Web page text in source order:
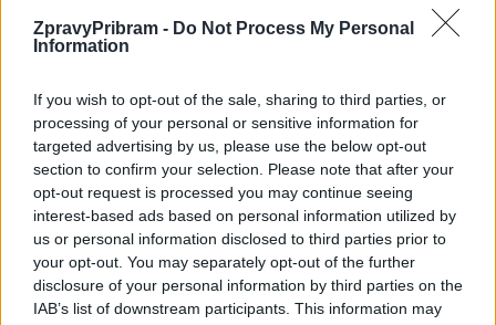
ZpravyPribram - Do Not Process My Personal
Information
If you wish to opt-out of the sale, sharing to third parties, or
processing of your personal or sensitive information for
targeted advertising by us, please use the below opt-out
section to confirm your selection. Please note that after your
opt-out request is processed you may continue seeing
interest-based ads based on personal information utilized by
us or personal information disclosed to third parties prior to
your opt-out. You may separately opt-out of the further
disclosure of your personal information by third parties on the
IAB’s list of downstream participants. This information may
Předchozí článek
Žáci SZŠ a VOŠZ Příbram při
návštěvě Lotyšska porovnávali
programy prevence kriminality
mládeže
Následující článek
Od zítřka bude na týden
uzavřený železniční přejezd
v Mariánské ulici